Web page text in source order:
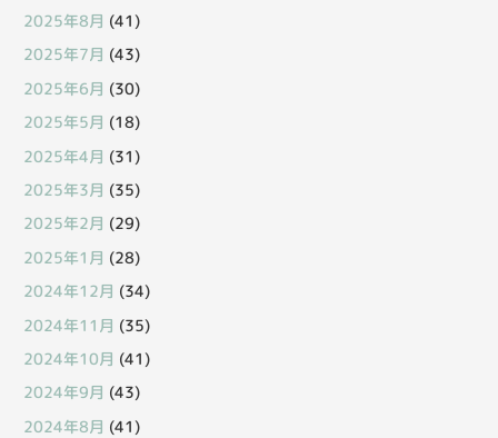
2025年8月 (41)
2025年7月 (43)
2025年6月 (30)
2025年5月 (18)
2025年4月 (31)
2025年3月 (35)
2025年2月 (29)
2025年1月 (28)
2024年12月 (34)
2024年11月 (35)
2024年10月 (41)
2024年9月 (43)
2024年8月 (41)